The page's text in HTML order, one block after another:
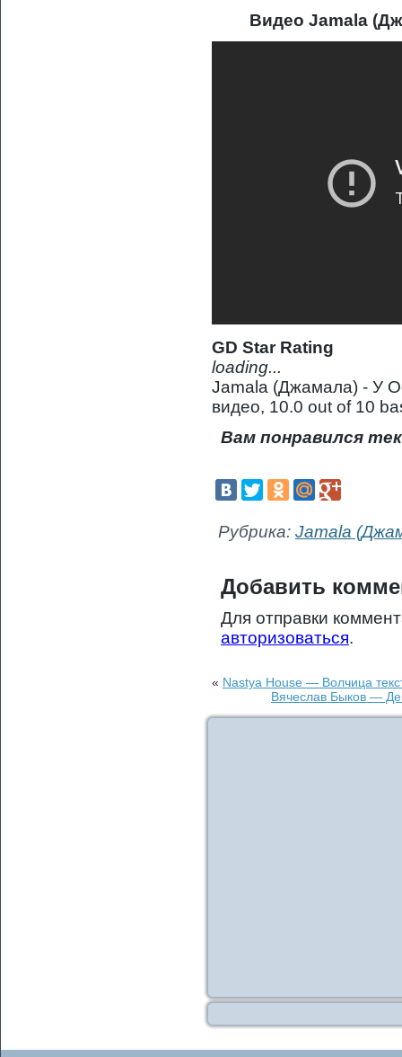
Видео Jamala
GD Star Rating
loading...
Jamala (Джамала) - У
видео, 10.0 out of 10
Вам понравился
Рубрика: Jamala
Добавить
Для отправки
авторизоваться.
« Nastya House — Волчица
Вячеслав Быков —